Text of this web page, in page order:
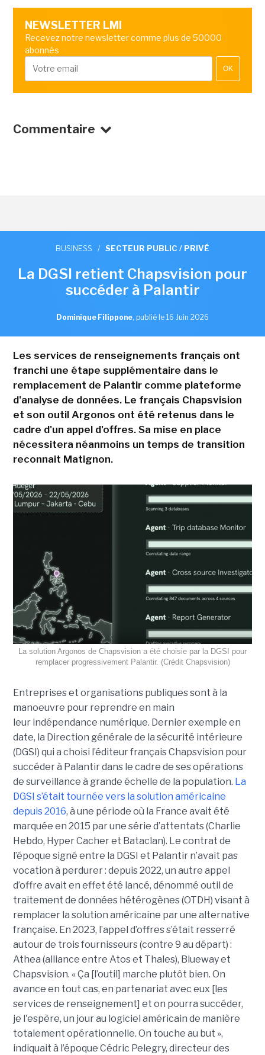
NEWSLETTER LMI
Recevez notre newsletter comme plus de 50000
abonnés
OK
Commentaire
BUSINESS / SECTEUR PUBLIC / PRIVÉ
La DGSI retient Chapsvision pour
succéder à Palantir
Dominique Filippone, publié le 16 Juin 2026
Les services de renseignements français ont
franchi une étape supplémentaire dans le
remplacement de Palantir comme plateforme
d'analyse de données. Le français Chapsvision
et son outil Argonos ont été retenus dans le
cadre d'un appel d'offres. Sa mise en place
nécessitera néanmoins un temps de transition
reconnait Matignon.
La solution Argonos de Chapsvision a été choisie par la DGSI pour
remplacer progressivement Palantir. (Crédit Chapsvision)
Entreprises et organisations publiques sont à la
manoeuvre pour reprendre en main
leur indépendance numérique. Dernier exemple en
date, la Direction générale de la sécurité intérieure
(DGSI) qui a choisi l’éditeur français Chapsvision pour
succéder à Palantir dans le cadre de ses opérations
de surveillance à grande échelle de la population. La
DGSI s’était tournée vers la solution américaine
depuis 2016, à une période où la France avait été
marquée en 2015 par une série d’attentats (Charlie
Hebdo, Hyper Cacher et Bataclan). Le contrat de
l’époque signé entre la DGSI et Palantir n’avait pas
vocation à perdurer : depuis 2022, un autre appel
d’offre avait en effet été lancé, dénommé outil de
traitement de données hétérogènes (OTDH) visant à
remplacer la solution américaine par une alternative
française. En 2023, l’appel d’offres s’était resserré
autour de trois fournisseurs (contre 9 au départ) :
Athea (alliance entre Atos et Thales), Blueway et
Chapsvision. « Ça [l’outil] marche plutôt bien. On
avance en tout cas, en partenariat avec eux [les
services de renseignement] et on pourra succéder,
je l'espère, un jour au logiciel américain de manière
totalement opérationnelle. On touche au but »,
indiquait à l’époque Cédric Pelegry, directeur des